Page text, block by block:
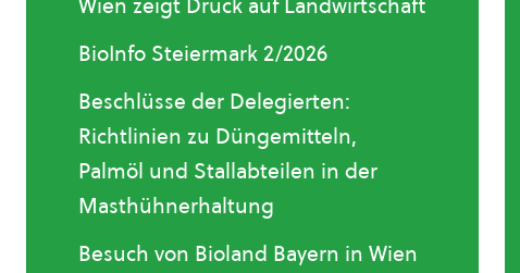
Wien zeigt Druck auf Landwirtschaft
BioInfo Steiermark 2/2026
Beschlüsse der Delegierten:
Richtlinien zu Düngemitteln,
Palmöl und Stallabteilen in der
Masthühnerhaltung
Besuch von Bioland Bayern in Wien